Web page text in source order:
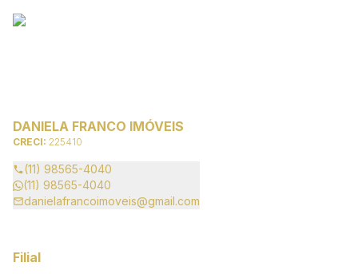
DANIELA FRANCO IMÓVEIS
CRECI: 225410
(11) 98565-4040
(11) 98565-4040
danielafrancoimoveis@gmail.com
Filial